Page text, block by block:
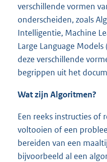
verschillende vormen
onderscheiden, zoals
Intelligentie, Machine
Large Language
deze verschillende
begrippen uit het
Wat zijn Algoritmen?
Een reeks instructies of
voltooien of een
bereiden van een
bijvoorbeeld al een